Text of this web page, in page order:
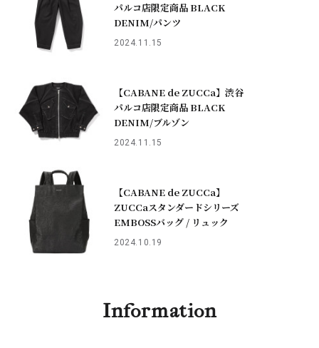
パルコ店限定商品 BLACK
DENIM/パンツ
2024.11.15
【CABANE de ZUCCa】渋谷
パルコ店限定商品 BLACK
DENIM/ブルゾン
2024.11.15
【CABANE de ZUCCa】
ZUCCaスタンダードシリーズ
EMBOSSバッグ / リュック
2024.10.19
Information